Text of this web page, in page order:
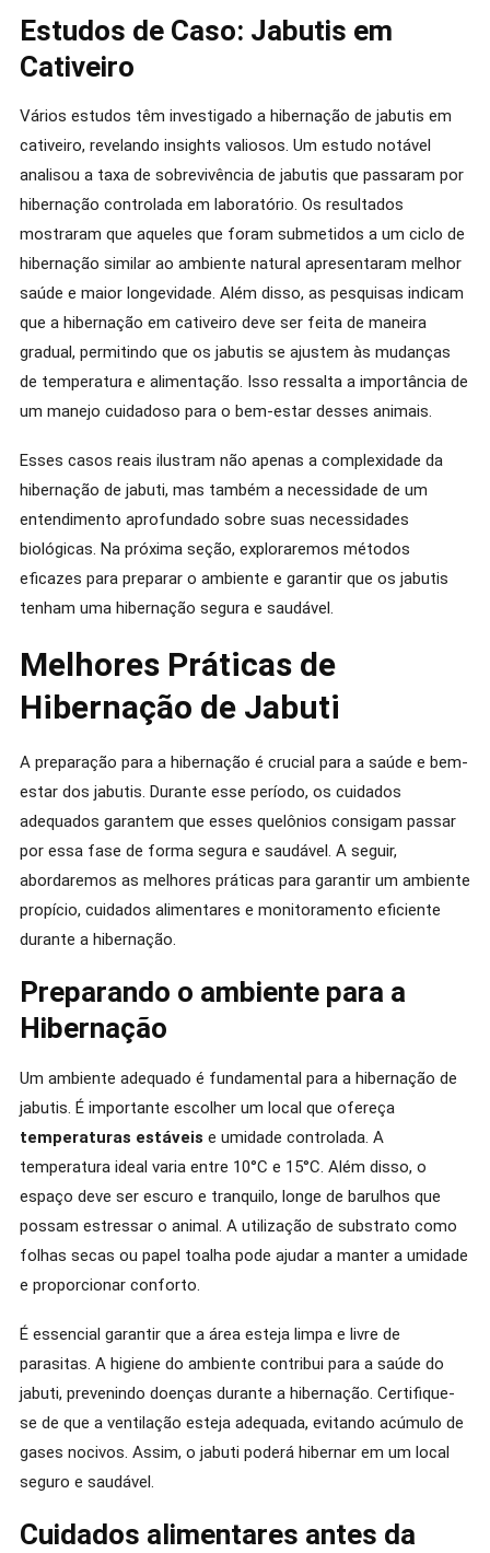
Estudos de Caso: Jabutis em
Cativeiro
Vários estudos têm investigado a hibernação de jabutis em
cativeiro, revelando insights valiosos. Um estudo notável
analisou a taxa de sobrevivência de jabutis que passaram por
hibernação controlada em laboratório. Os resultados
mostraram que aqueles que foram submetidos a um ciclo de
hibernação similar ao ambiente natural apresentaram melhor
saúde e maior longevidade. Além disso, as pesquisas indicam
que a hibernação em cativeiro deve ser feita de maneira
gradual, permitindo que os jabutis se ajustem às mudanças
de temperatura e alimentação. Isso ressalta a importância de
um manejo cuidadoso para o bem-estar desses animais.
Esses casos reais ilustram não apenas a complexidade da
hibernação de jabuti, mas também a necessidade de um
entendimento aprofundado sobre suas necessidades
biológicas. Na próxima seção, exploraremos métodos
eficazes para preparar o ambiente e garantir que os jabutis
tenham uma hibernação segura e saudável.
Melhores Práticas de
Hibernação de Jabuti
A preparação para a hibernação é crucial para a saúde e bem-
estar dos jabutis. Durante esse período, os cuidados
adequados garantem que esses quelônios consigam passar
por essa fase de forma segura e saudável. A seguir,
abordaremos as melhores práticas para garantir um ambiente
propício, cuidados alimentares e monitoramento eficiente
durante a hibernação.
Preparando o ambiente para a
Hibernação
Um ambiente adequado é fundamental para a hibernação de
jabutis. É importante escolher um local que ofereça
temperaturas estáveis e umidade controlada. A
temperatura ideal varia entre 10°C e 15°C. Além disso, o
espaço deve ser escuro e tranquilo, longe de barulhos que
possam estressar o animal. A utilização de substrato como
folhas secas ou papel toalha pode ajudar a manter a umidade
e proporcionar conforto.
É essencial garantir que a área esteja limpa e livre de
parasitas. A higiene do ambiente contribui para a saúde do
jabuti, prevenindo doenças durante a hibernação. Certifique-
se de que a ventilação esteja adequada, evitando acúmulo de
gases nocivos. Assim, o jabuti poderá hibernar em um local
seguro e saudável.
Cuidados alimentares antes da